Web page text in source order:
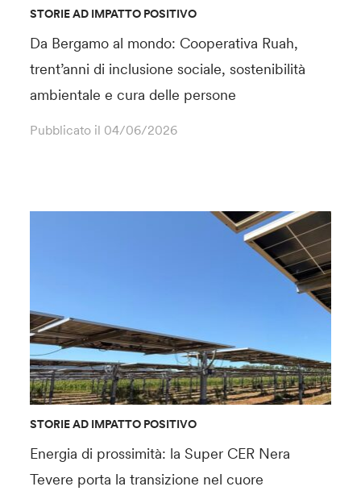
STORIE AD IMPATTO POSITIVO
Da Bergamo al mondo: Cooperativa Ruah,
trent’anni di inclusione sociale, sostenibilità
ambientale e cura delle persone
Pubblicato il 04/06/2026
STORIE AD IMPATTO POSITIVO
Energia di prossimità: la Super CER Nera
Tevere porta la transizione nel cuore